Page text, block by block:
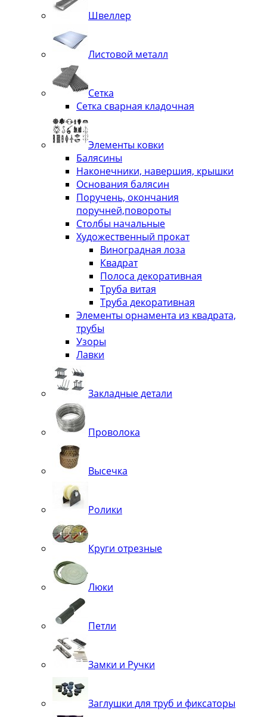
Швеллер
Листовой металл
Сетка
Сетка сварная кладочная
Элементы ковки
Балясины
Наконечники, навершия, крышки
Основания балясин
Поручень, окончания
поручней,повороты
Столбы начальные
Художественный прокат
Виноградная лоза
Квадрат
Полоса декоративная
Труба витая
Труба декоративная
Элементы орнамента из квадрата,
трубы
Узоры
Лавки
Закладные детали
Проволока
Высечка
Ролики
Круги отрезные
Люки
Петли
Замки и Ручки
Заглушки для труб и фиксаторы